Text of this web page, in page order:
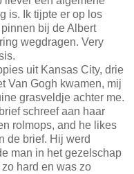
is. Ik tijpte er op los
bij de Albert
wegdragen. Very
uit Kansas City, drie
Van Gogh kwamen, mij
grasveldje achter me.
schreef aan haar
rolmops, and he likes
de brief. Hij werd
man in het gezelschap
hard en was zo